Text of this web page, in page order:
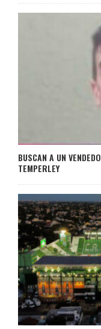
BUSCAN A UN
TEMPERLEY